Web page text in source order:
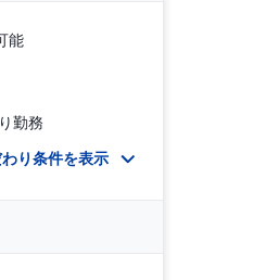
能
勤務
り条件を表示